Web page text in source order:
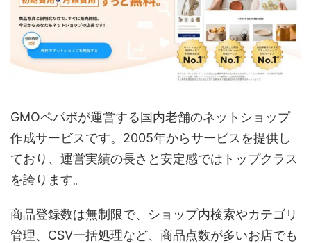
GMOペパボが運営する国内老舗のネットショップ
作成サービスです。2005年からサービスを提供し
ており、運営実績の長さと安定感ではトップクラス
を誇ります。
商品登録数は無制限で、ショップ内検索やカテゴリ
管理、CSV一括処理など、商品点数が多いお店でも